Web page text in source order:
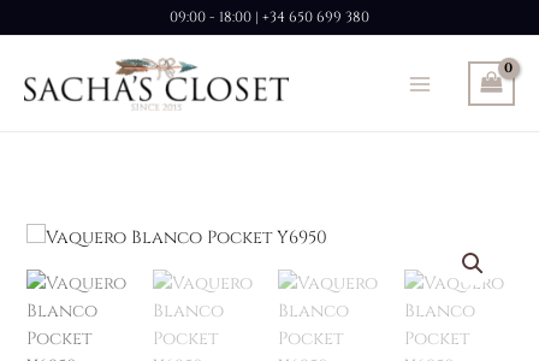
al
09:00 - 18:00 | +34 650 699 380
Vaquero
Pocket
Y6950
cantidad